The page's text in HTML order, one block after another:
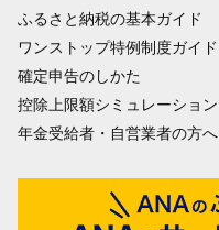
ふるさと納税の基本ガイド
ワンストップ特例制度ガイド
確定申告のしかた
控除上限額シミュレーション
年金受給者・自営業者の方へ